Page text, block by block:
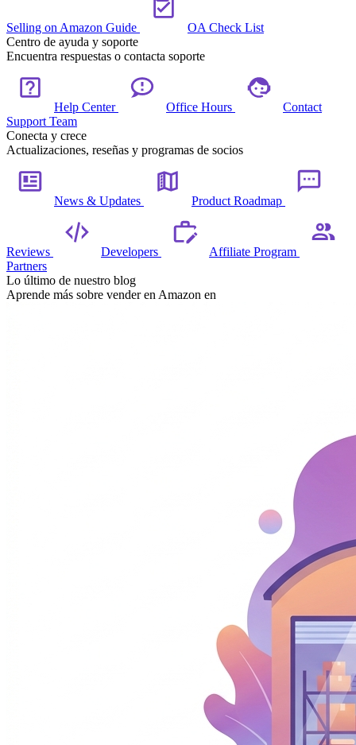
Selling on Amazon Guide
OA Check List
Centro de ayuda y soporte
Encuentra respuestas o contacta soporte
Help Center Office Hours
Contact
Support Team
Conecta y crece
Actualizaciones, reseñas y programas de socios
News & Updates Product Roadmap
Reviews Developers
Affiliate Program
Partners
Lo último de nuestro blog
Aprende más sobre vender en Amazon en